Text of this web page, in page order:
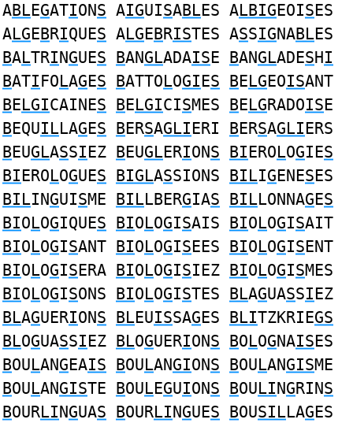
ABLEGATIONS AIGUISABLES ALBIGEOISES
ALGEBRIQUES ALGEBRISTES ASSIGNABLES
BALTRINGUES BANGLADAISE BANGLADESHI
BATIFOLAGES BATTOLOGIES BELGEOISANT
BELGICAINES BELGICISMES BELGRADOISE
BEQUILLAGES BERSAGLIERI BERSAGLIERS
BEUGLASSIEZ BEUGLERIONS BIEROLOGIES
BIEROLOGUES BIGLASSIONS BILIGENESES
BILINGUISME BILLBERGIAS BILLONNAGES
BIOLOGIQUES BIOLOGISAIS BIOLOGISAIT
BIOLOGISANT BIOLOGISEES BIOLOGISENT
BIOLOGISERA BIOLOGISIEZ BIOLOGISMES
BIOLOGISONS BIOLOGISTES BLAGUASSIEZ
BLAGUERIONS BLEUISSAGES BLITZKRIEGS
BLOGUASSIEZ BLOGUERIONS BOLOGNAISES
BOULANGEAIS BOULANGIONS BOULANGISME
BOULANGISTE BOULEGUIONS BOULINGRINS
BOURLINGUAS BOURLINGUES BOUSILLAGES